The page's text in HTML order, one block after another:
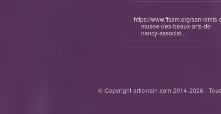
https://www.ffsam.org/sam/amis-
musee-des-beaux-arts-de-
nancy-associat...
© Copyright artlorrain.com 2014-2026 -